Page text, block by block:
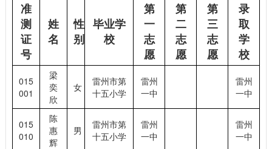
准
测
证
号
姓
名
性
别
毕业学
校
第
一
志
愿
第
二
志
愿
第
三
志
愿
录
取
学
校
015
001
梁
奕
欣
女
雷州市第
十五小学
雷州
一中
雷州
一中
015
010
陈
惠
辉
男
雷州市第
十五小学
雷州
一中
雷州
一中